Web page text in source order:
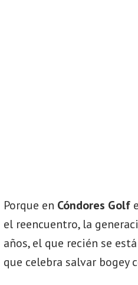
Porque en Cóndores Golf
el reencuentro, la
años, el que recién se
que celebra salvar bogey